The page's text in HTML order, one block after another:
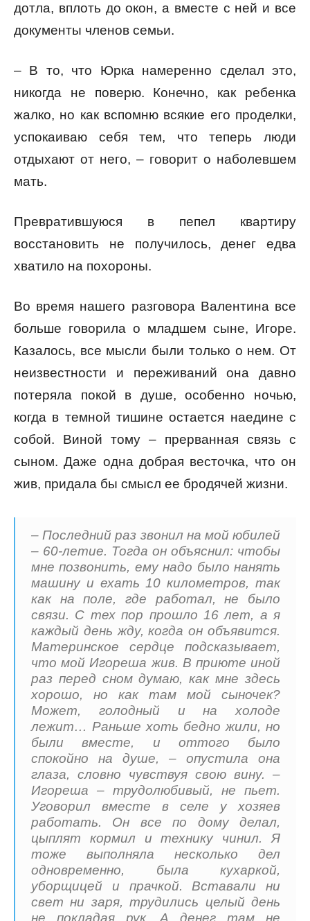
дотла, вплоть до окон, а вместе с ней и все
документы членов семьи.
– В то, что Юрка намеренно сделал это,
никогда не поверю. Конечно, как ребенка
жалко, но как вспомню всякие его проделки,
успокаиваю себя тем, что теперь люди
отдыхают от него, – говорит о наболевшем
мать.
Превратившуюся в пепел квартиру
восстановить не получилось, денег едва
хватило на похороны.
Во время нашего разговора Валентина все
больше говорила о младшем сыне, Игоре.
Казалось, все мысли были только о нем. От
неизвестности и переживаний она давно
потеряла покой в душе, особенно ночью,
когда в темной тишине остается наедине с
собой. Виной тому – прерванная связь с
сыном. Даже одна добрая весточка, что он
жив, придала бы смысл ее бродячей жизни.
– Последний раз звонил на мой юбилей
– 60-летие. Тогда он объяснил: чтобы
мне позвонить, ему надо было нанять
машину и ехать 10 километров, так
как на поле, где работал, не было
связи. С тех пор прошло 16 лет, а я
каждый день жду, когда он объявится.
Материнское сердце подсказывает,
что мой Игореша жив. В приюте иной
раз перед сном думаю, как мне здесь
хорошо, но как там мой сыночек?
Может, голодный и на холоде
лежит… Раньше хоть бедно жили, но
были вместе, и оттого было
спокойно на душе, – опустила она
глаза, словно чувствуя свою вину. –
Игореша – трудолюбивый, не пьет.
Уговорил вместе в селе у хозяев
работать. Он все по дому делал,
цыплят кормил и технику чинил. Я
тоже выполняла несколько дел
одновременно, была кухаркой,
уборщицей и прачкой. Вставали ни
свет ни заря, трудились целый день
не покладая рук. А денег там не